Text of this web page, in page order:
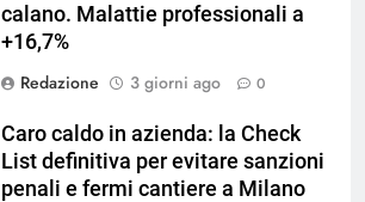
calano. Malattie professionali a
+16,7%
Redazione
3 giorni ago 0
Caro caldo in azienda: la Check
List definitiva per evitare sanzioni
penali e fermi cantiere a Milano